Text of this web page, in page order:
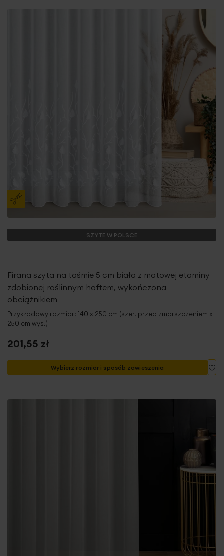
SZYTE W POLSCE
Firana szyta na taśmie 5 cm biała z matowej etaminy
zdobionej roślinnym haftem, wykończona
obciążnikiem
Przykładowy rozmiar: 140 x 250 cm (szer. przed zmarszczeniem x
250 cm wys.)
201,55 zł
Wybierz rozmiar i sposób zawieszenia